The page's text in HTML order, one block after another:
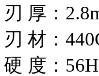
刃 厚：
刃 材：
硬 度：